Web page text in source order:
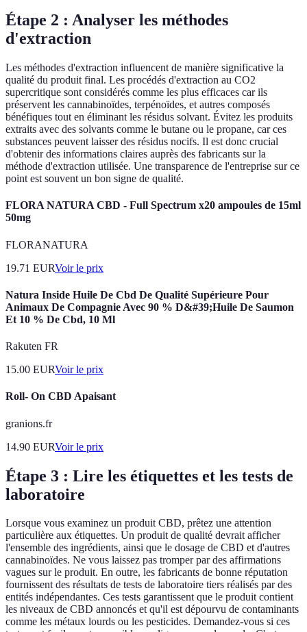
Étape 2 : Analyser les méthodes
d'extraction
Les méthodes d'extraction influencent de manière significative la
qualité du produit final. Les procédés d'extraction au CO2
supercritique sont considérés comme les plus efficaces car ils
préservent les cannabinoïdes, terpénoïdes, et autres composés
bénéfiques tout en éliminant les résidus solvant. Évitez les produits
extraits avec des solvants comme le butane ou le propane, car ces
substances peuvent laisser des résidus nocifs. Il est donc crucial
d'obtenir des informations claires auprès des fabricants sur la
méthode d'extraction utilisée. Une transparence de l'entreprise sur ce
point est souvent un bon signe de qualité.
FLORA NATURA CBD - Full Spectrum x20 ampoules de 15ml
50mg
FLORANATURA
19.71 EURVoir le prix
Natura Inside Huile De Cbd De Qualité Supérieure Pour
Animaux De Compagnie Avec 90 % D&#39;Huile De Saumon
Et 10 % De Cbd, 10 Ml
Rakuten FR
15.00 EURVoir le prix
Roll- On CBD Apaisant
granions.fr
14.90 EURVoir le prix
Étape 3 : Lire les étiquettes et les tests de
laboratoire
Lorsque vous examinez un produit CBD, prêtez une attention
particulière aux étiquettes. Un produit de qualité devrait afficher
l'ensemble des ingrédients, ainsi que le dosage de CBD et d'autres
cannabinoïdes. Ne vous laissez pas tromper par des affirmations
vagues sur le produit. En outre, les fabricants de bonne réputation
fournissent des résultats de tests de laboratoire tiers réalisés par des
entités indépendantes. Ces tests garantissent que le produit contient
les niveaux de CBD annoncés et qu'il est dépourvu de contaminants
comme les métaux lourds ou les pesticides. Demandez-vous si ces